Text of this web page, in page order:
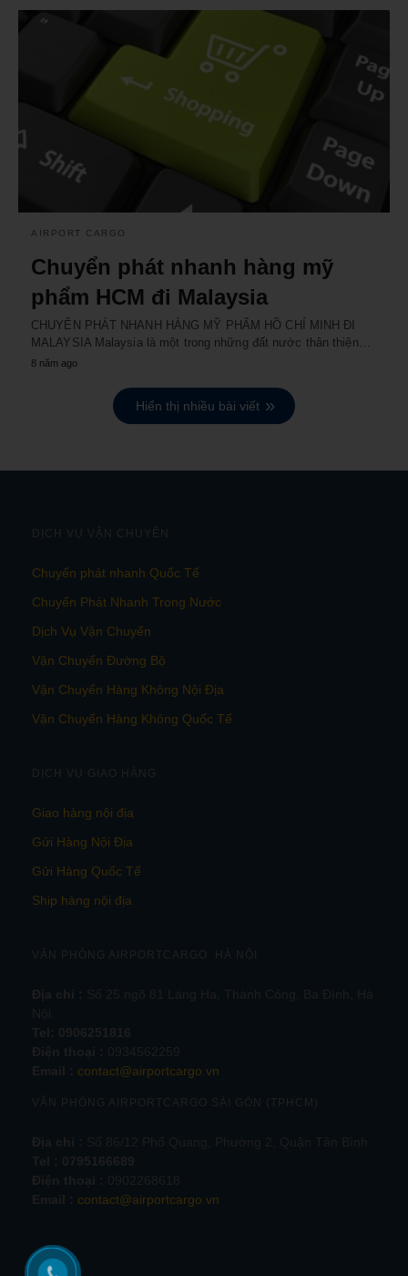
AIRPORT CARGO
Chuyển phát nhanh hàng mỹ
phẩm HCM đi Malaysia
CHUYỂN PHÁT NHANH HÀNG MỸ PHẨM HỒ CHÍ MINH ĐI
MALAYSIA Malaysia là một trong những đất nước thân thiện…
8 năm ago
Hiển thị nhiều bài viết
DỊCH VỤ VẬN CHUYỂN
Chuyển phát nhanh Quốc Tế
Chuyển Phát Nhanh Trong Nước
Dịch Vụ Vận Chuyển
Vận Chuyển Đường Bộ
Vận Chuyển Hàng Không Nội Địa
Vận Chuyển Hàng Không Quốc Tế
DỊCH VỤ GIAO HÀNG
Giao hàng nội địa
Gửi Hàng Nội Địa
Gửi Hàng Quốc Tế
Ship hàng nội địa
VĂN PHÒNG AIRPORTCARGO HÀ NỘI
contact@airportcargo.vn
VĂN PHÒNG AIRPORTCARGO SÀI GÒN (TPHCM)
contact@airportcargo.vn